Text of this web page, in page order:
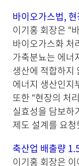
바이오가스법,
이기홍 회장은 “
바이오가스화 처
가축분뇨는 에너
생산에 적합하지
에너지 생산인지
또한 “현장의 처
실효성을 담보하
제도 설계를 요청
축산업 배출량
이기홍 회장은